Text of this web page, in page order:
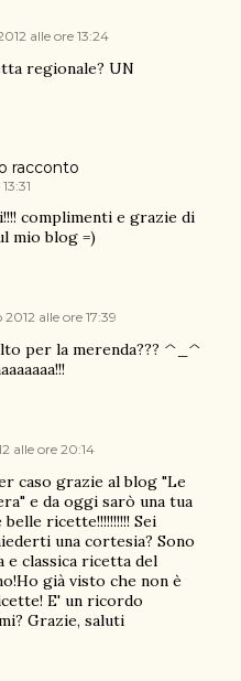
alle ore 13:24
regionale? UN
racconto
complimenti e grazie di
mio blog =)
alle ore 17:39
per la merenda??? ^_^
alle ore 20:14
caso grazie al blog "Le
e da oggi sarò una tua
ricette!!!!!!!!!! Sei
una cortesia? Sono
e classica ricetta del
già visto che non è
E' un ricordo
Grazie, saluti